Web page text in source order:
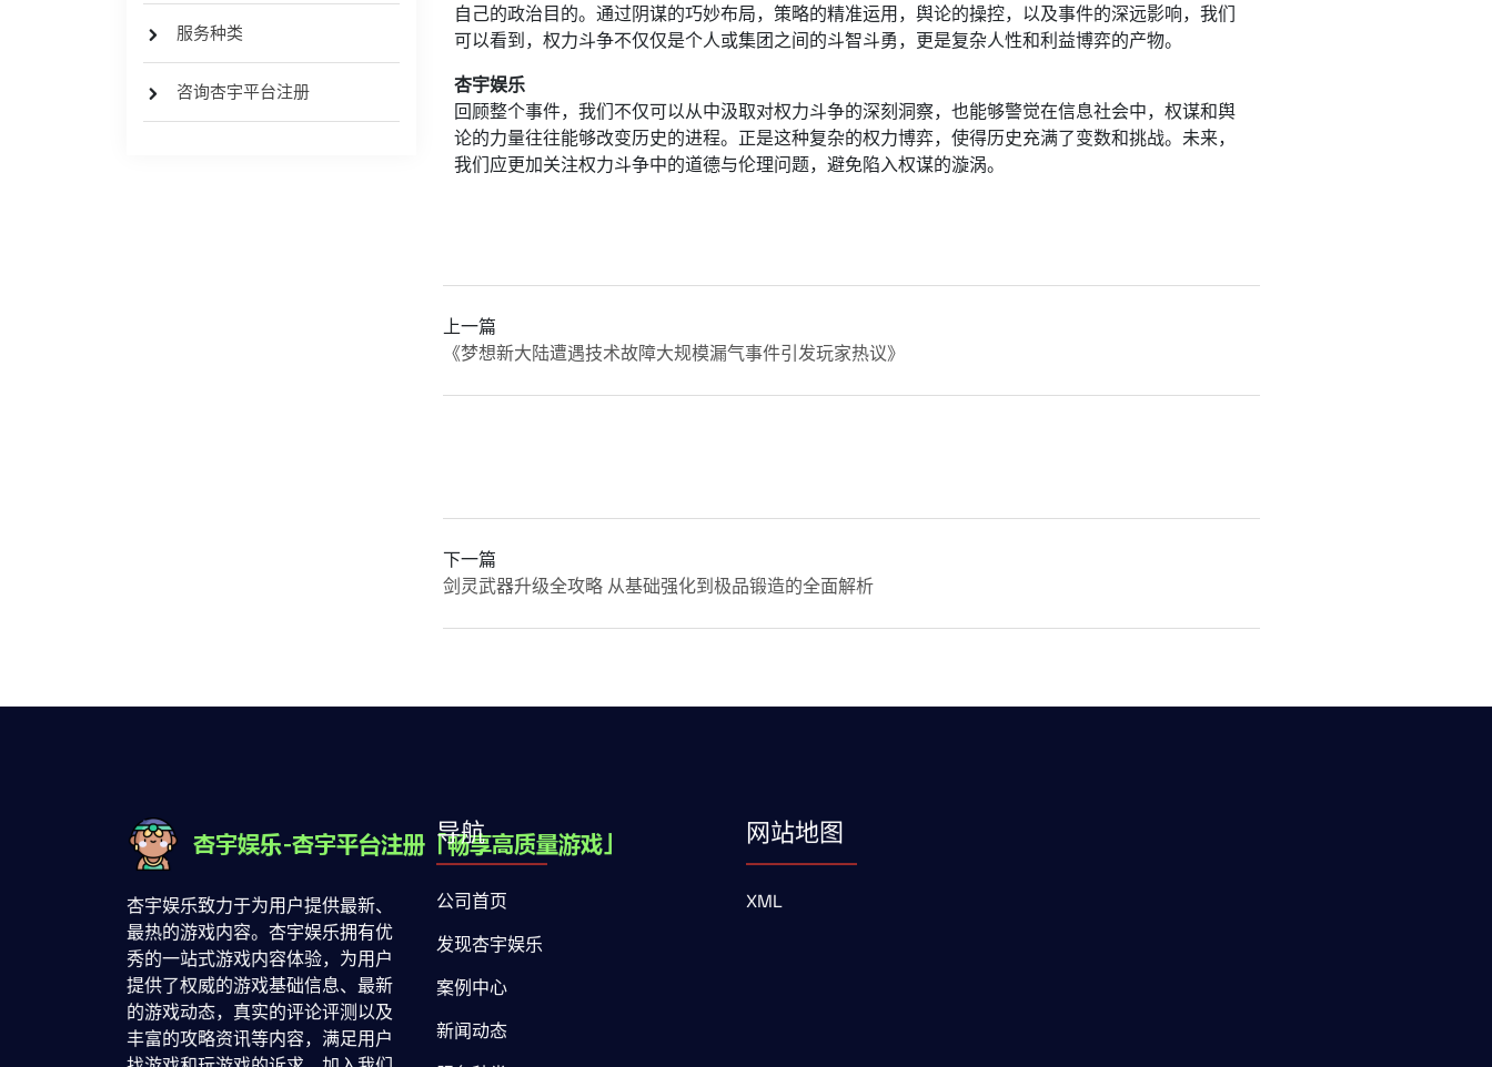
服务种类
咨询杏宇平台注册
自己的政治目的。通过阴谋的巧妙布局，策略的精准运用，舆论的操控，以及事件的深远影响，我们
可以看到，权力斗争不仅仅是个人或集团之间的斗智斗勇，更是复杂人性和利益博弈的产物。
杏宇娱乐
回顾整个事件，我们不仅可以从中汲取对权力斗争的深刻洞察，也能够警觉在信息社会中，权谋和舆
论的力量往往能够改变历史的进程。正是这种复杂的权力博弈，使得历史充满了变数和挑战。未来，
我们应更加关注权力斗争中的道德与伦理问题，避免陷入权谋的漩涡。
上一篇
《梦想新大陆遭遇技术故障大规模漏气事件引发玩家热议》
下一篇
剑灵武器升级全攻略 从基础强化到极品锻造的全面解析
杏宇娱乐致力于为用户提供最新、
最热的游戏内容。杏宇娱乐拥有优
秀的一站式游戏内容体验，为用户
提供了权威的游戏基础信息、最新
的游戏动态，真实的评论评测以及
丰富的攻略资讯等内容，满足用户
导航
公司首页
发现杏宇娱乐
案例中心
新闻动态
网站地图
XML